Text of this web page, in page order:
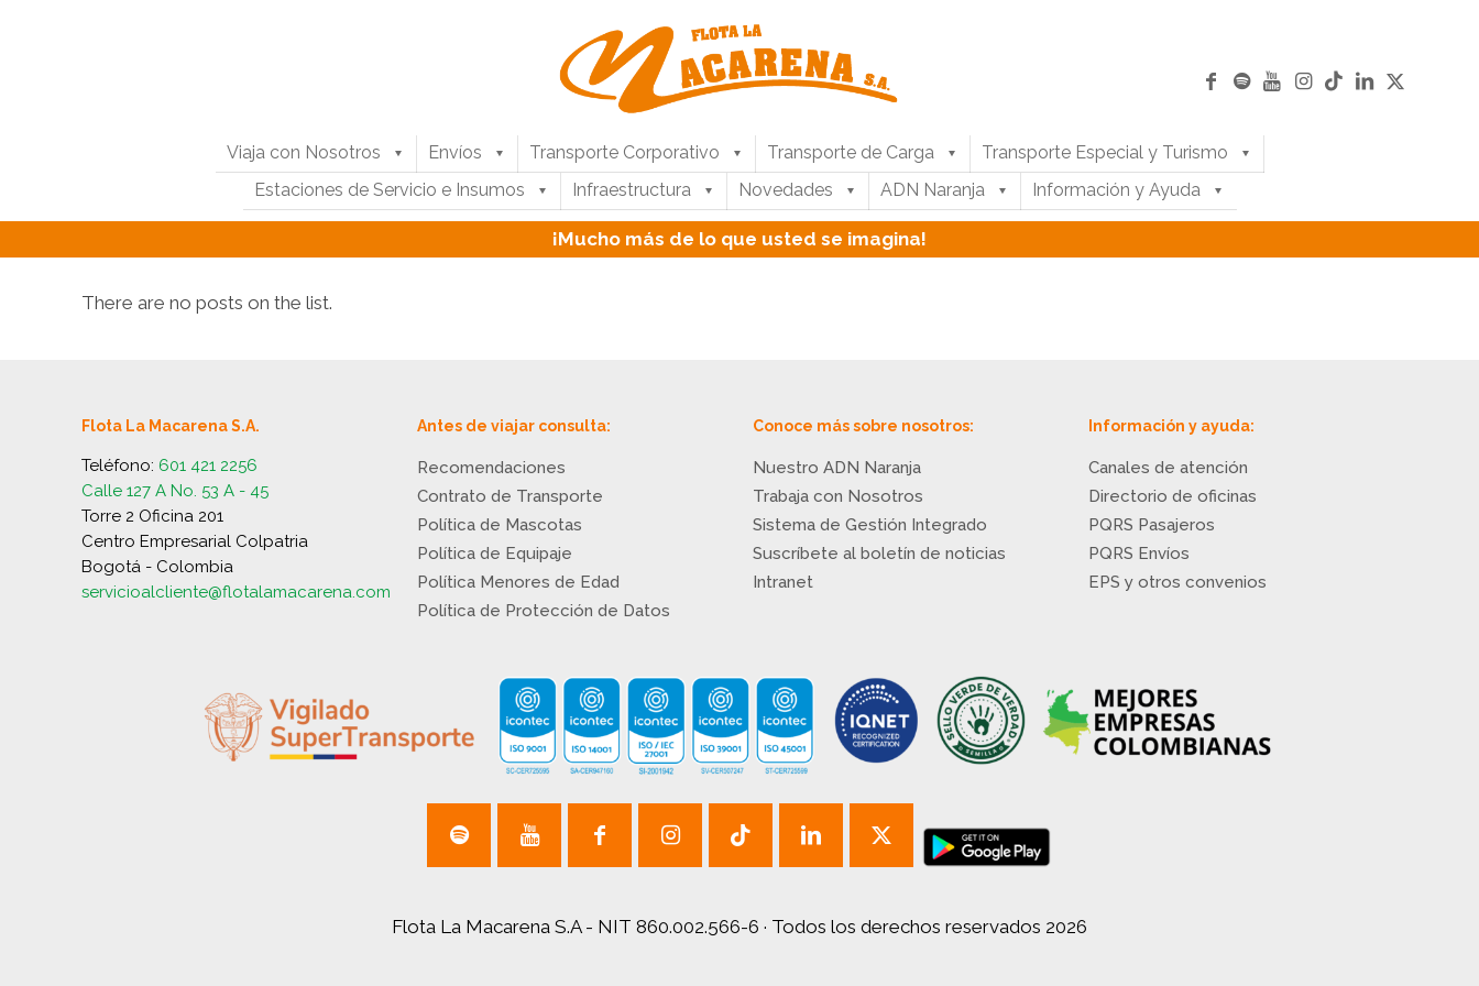
Viaja con Nosotros Envíos Transporte Corporativo Transporte de Carga
Transporte Especial y Turismo
Estaciones de Servicio e Insumos
Infraestructura Novedades ADN Naranja Información y Ayuda
¡Mucho más de lo que usted se imagina!
There are no posts on the list.
Flota La Macarena S.A.
Teléfono: 601 421 2256
Calle 127 A No. 53 A - 45
Torre 2 Oficina 201
Centro Empresarial Colpatria
Bogotá - Colombia
servicioalcliente@flotalamacarena.com
Antes de viajar consulta:
Recomendaciones
Contrato de Transporte
Política de Mascotas
Política de Equipaje
Política Menores de Edad
Política de Protección de Datos
Conoce más sobre nosotros:
Nuestro ADN Naranja
Trabaja con Nosotros
Sistema de Gestión Integrado
Suscríbete al boletín de noticias
Intranet
Información y ayuda:
Canales de atención
Directorio de oficinas
PQRS Pasajeros
PQRS Envíos
EPS y otros convenios
Flota La Macarena S.A - NIT 860.002.566-6 · Todos los derechos reservados 2026